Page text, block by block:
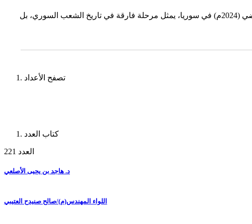
د. عبدالعزيز بن عثمان بن صقر رئيس مركز الخليج للأبحاث رئيس تحرير مجلة آراء حول الخليج ما حدث في الثامن من ديسمبر الماضي (2024م) في سوريا، يمثل مرحلة فارقة في تاريخ الشعب السوري، بل
تصفح الأعداد
كتاب العدد
العدد 221
د. هاجد بن يحيى الأصلعي
اللواء المهندس(م)/صالح صنيدح العتيبي